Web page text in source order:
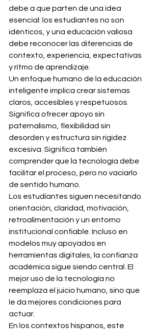
debe a que parten de una idea
esencial: los estudiantes no son
idénticos, y una educación valiosa
debe reconocer las diferencias de
contexto, experiencia, expectativas
y ritmo de aprendizaje.
Un enfoque humano de la educación
inteligente implica crear sistemas
claros, accesibles y respetuosos.
Significa ofrecer apoyo sin
paternalismo, flexibilidad sin
desorden y estructura sin rigidez
excesiva. Significa también
comprender que la tecnología debe
facilitar el proceso, pero no vaciarlo
de sentido humano.
Los estudiantes siguen necesitando
orientación, claridad, motivación,
retroalimentación y un entorno
institucional confiable. Incluso en
modelos muy apoyados en
herramientas digitales, la confianza
académica sigue siendo central. El
mejor uso de la tecnología no
reemplaza el juicio humano, sino que
le da mejores condiciones para
actuar.
En los contextos hispanos, este